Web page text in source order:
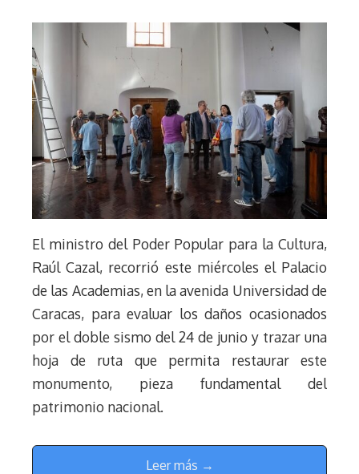
El ministro del Poder Popular para la Cultura,
Raúl Cazal, recorrió este miércoles el Palacio
de las Academias, en la avenida Universidad de
Caracas, para evaluar los daños ocasionados
por el doble sismo del 24 de junio y trazar una
hoja de ruta que permita restaurar este
monumento, pieza fundamental del
patrimonio nacional.
Leer más →